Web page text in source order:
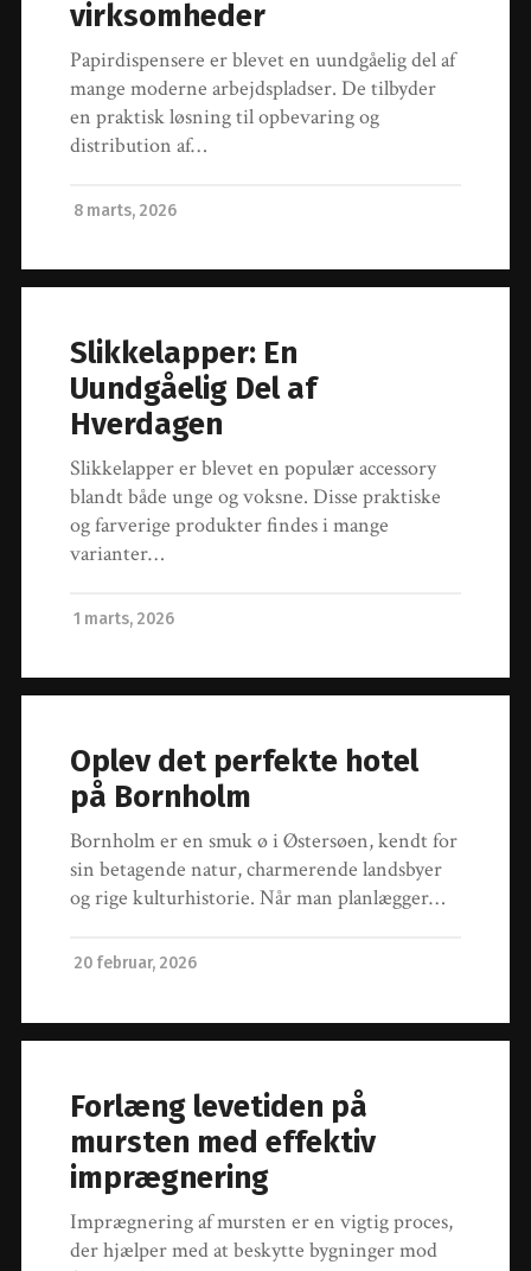
virksomheder
Papirdispensere er blevet en uundgåelig del af
mange moderne arbejdspladser. De tilbyder
en praktisk løsning til opbevaring og
distribution af…
8 marts, 2026
Slikkelapper: En
Uundgåelig Del af
Hverdagen
Slikkelapper er blevet en populær accessory
blandt både unge og voksne. Disse praktiske
og farverige produkter findes i mange
varianter…
1 marts, 2026
Oplev det perfekte hotel
på Bornholm
Bornholm er en smuk ø i Østersøen, kendt for
sin betagende natur, charmerende landsbyer
og rige kulturhistorie. Når man planlægger…
20 februar, 2026
Forlæng levetiden på
mursten med effektiv
imprægnering
Imprægnering af mursten er en vigtig proces,
der hjælper med at beskytte bygninger mod